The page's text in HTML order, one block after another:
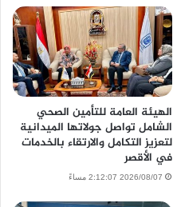
الهيئة العامة للتأمين الصحي
الشامل تواصل جولاتها الميدانية
لتعزيز التكامل والارتقاء بالخدمات
في الأقصر
2026/08/07 2:12:07 مساءً